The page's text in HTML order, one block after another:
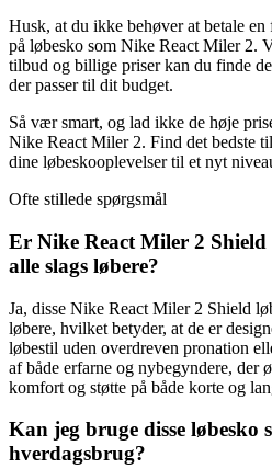
Husk, at du ikke behøver at betale
på løbesko som Nike React Miler 2.
tilbud og billige priser kan du finde
der passer til dit budget.
Så vær smart, og lad ikke de høje
Nike React Miler 2. Find det bedste
dine løbeskooplevelser til et nyt
Ofte stillede spørgsmål
Er Nike React Miler 2 Shield
alle slags løbere?
Ja, disse Nike React Miler 2 Shield
løbere, hvilket betyder, at de er
løbestil uden overdreven pronation
af både erfarne og nybegyndere, der
komfort og støtte på både korte og
Kan jeg bruge disse løbesko
hverdagsbrug?